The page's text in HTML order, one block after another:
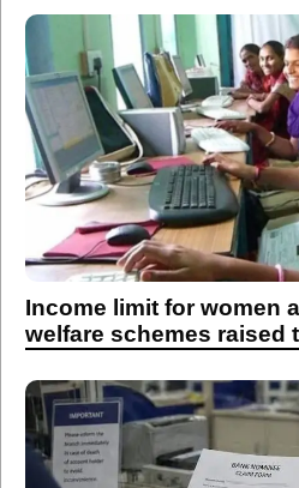
Income limit for women
welfare schemes raised